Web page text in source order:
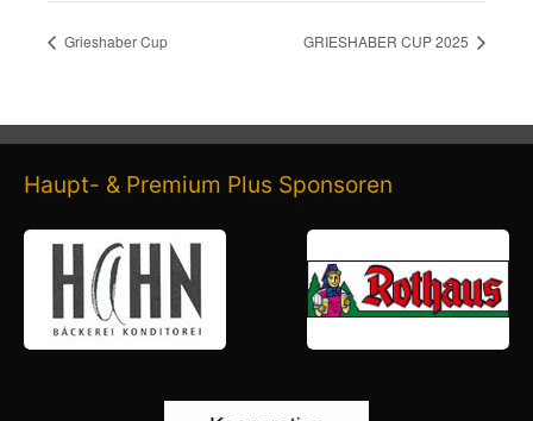
Grieshaber Cup GRIESHABER CUP 2025
Haupt- & Premium Plus Sponsoren